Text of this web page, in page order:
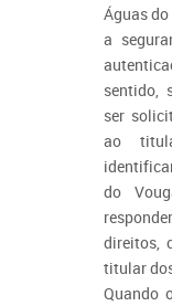
Águas
a
sentido,
ser
ao
do
direitos,
titular
Quando